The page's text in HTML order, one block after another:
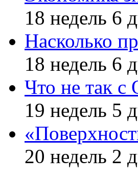
18 недель 6
Насколько
18 недель 6
Что не так
19 недель 5
20 недель 2